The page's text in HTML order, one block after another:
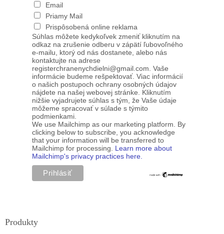
Email
Priamy Mail
Prispôsobená online reklama
Súhlas môžete kedykoľvek zmeniť kliknutím na
odkaz na zrušenie odberu v zápätí ľubovoľného
e-mailu, ktorý od nás dostanete, alebo nás
kontaktujte na adrese
registerchranenychdielni@gmail.com. Vaše
informácie budeme rešpektovať. Viac informácií
o našich postupoch ochrany osobných údajov
nájdete na našej webovej stránke. Kliknutím
nižšie vyjadrujete súhlas s tým, že Vaše údaje
môžeme spracovať v súlade s týmito
podmienkami.
We use Mailchimp as our marketing platform. By
clicking below to subscribe, you acknowledge
that your information will be transferred to
Mailchimp for processing. Learn more about
Mailchimp's privacy practices here.
Produkty